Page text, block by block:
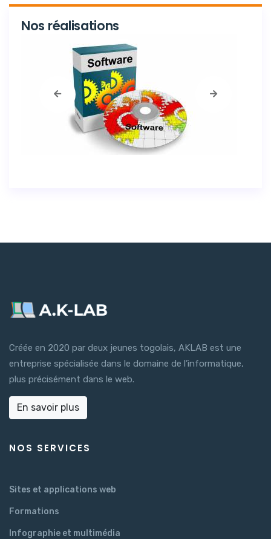
Nos réalisations
Créée en 2020 par deux jeunes togolais, AKLAB est une
entreprise spécialisée dans le domaine de l’informatique,
plus précisément dans le web.
En savoir plus
NOS SERVICES
Sites et applications web
Formations
Infographie et multimédia